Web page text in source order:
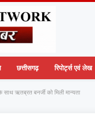
छत्तीसगढ़ रिपोर्ट्स एवं लेख
ऋतब्रत बनर्जी को मिली मान्यता